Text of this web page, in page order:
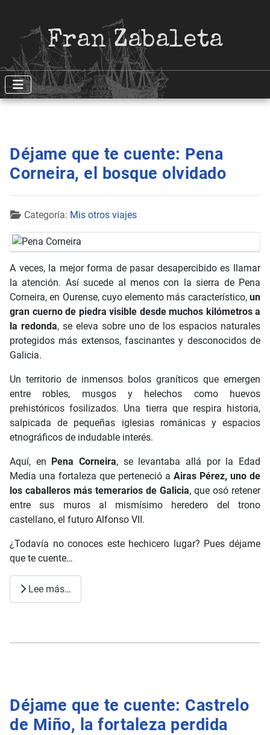
Fran Zabaleta
Déjame que te cuente: Pena
Corneira, el bosque olvidado
Detalles
Categoría: Mis otros viajes
A veces, la mejor forma de pasar desapercibido es llamar
la atención. Así sucede al menos con la sierra de Pena
Corneira, en Ourense, cuyo elemento más característico, un
gran cuerno de piedra visible desde muchos kilómetros a
la redonda, se eleva sobre uno de los espacios naturales
protegidos más extensos, fascinantes y desconocidos de
Galicia.
Un territorio de inmensos bolos graníticos que emergen
entre robles, musgos y helechos como huevos
prehistóricos fosilizados. Una tierra que respira historia,
salpicada de pequeñas iglesias románicas y espacios
etnográficos de indudable interés.
Aquí, en Pena Corneira, se levantaba allá por la Edad
Media una fortaleza que perteneció a Airas Pérez, uno de
los caballeros más temerarios de Galicia, que osó retener
entre sus muros al mismísimo heredero del trono
castellano, el futuro Alfonso VII.
¿Todavía no conoces este hechicero lugar? Pues déjame
que te cuente…
Lee más…
Déjame que te cuente: Castrelo
de Miño, la fortaleza perdida